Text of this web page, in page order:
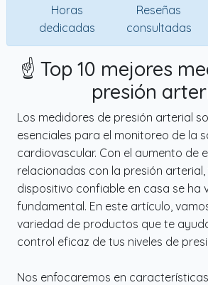
Horas
dedicadas
Reseñas
consultadas
☝️ Top 10 mejores
presión
Los medidores de presión arterial
esenciales para el monitoreo de la
cardiovascular. Con el aumento de
relacionadas con la presión arterial,
dispositivo confiable en casa se ha
fundamental. En este artículo,
variedad de productos que te
control eficaz de tus niveles de
Nos enfocaremos en